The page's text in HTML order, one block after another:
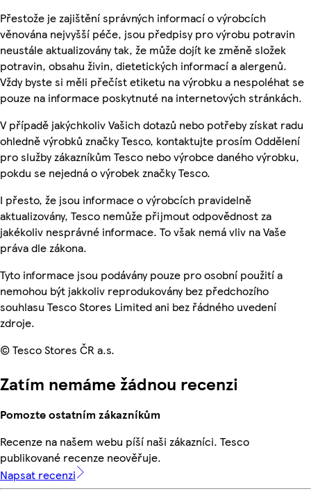
Přestože je zajištění správných informací o výrobcích
věnována nejvyšší péče, jsou předpisy pro výrobu potravin
neustále aktualizovány tak, že může dojít ke změně složek
potravin, obsahu živin, dietetických informací a alergenů.
Vždy byste si měli přečíst etiketu na výrobku a nespoléhat se
pouze na informace poskytnuté na internetových stránkách.
V případě jakýchkoliv Vašich dotazů nebo potřeby získat radu
ohledně výrobků značky Tesco, kontaktujte prosím Oddělení
pro služby zákazníkům Tesco nebo výrobce daného výrobku,
pokdu se nejedná o výrobek značky Tesco.
I přesto, že jsou informace o výrobcích pravidelně
aktualizovány, Tesco nemůže přijmout odpovědnost za
jakékoliv nesprávné informace. To však nemá vliv na Vaše
práva dle zákona.
Tyto informace jsou podávány pouze pro osobní použití a
nemohou být jakkoliv reprodukovány bez předchozího
souhlasu Tesco Stores Limited ani bez řádného uvedení
zdroje.
© Tesco Stores ČR a.s.
Zatím nemáme žádnou recenzi
Pomozte ostatním zákazníkům
Recenze na našem webu píší naši zákazníci. Tesco
publikované recenze neověřuje.
Napsat recenzi